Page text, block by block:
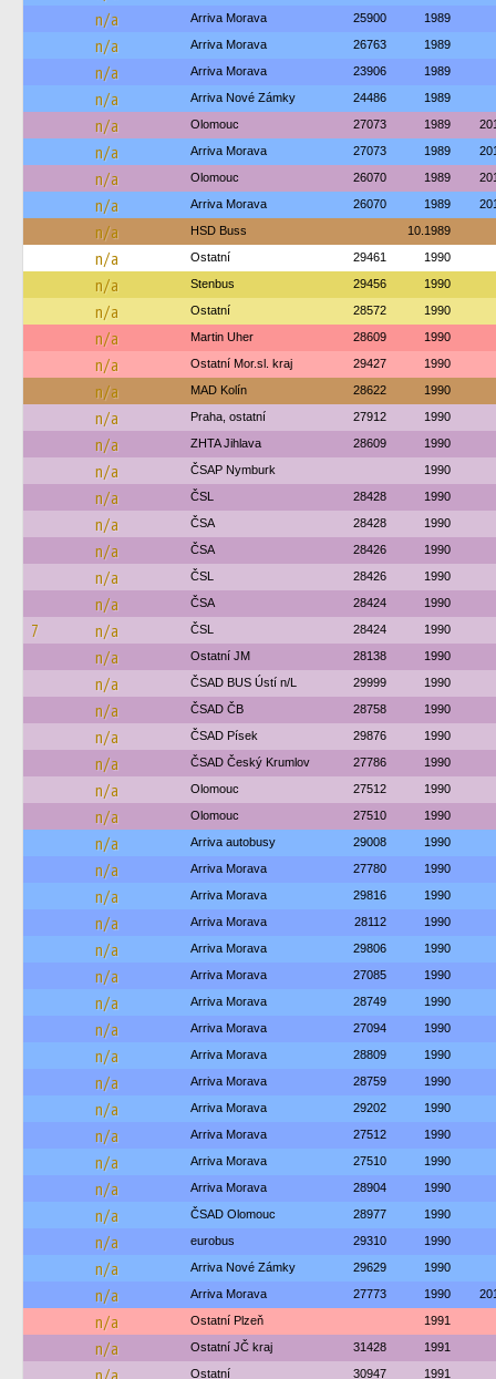
n/a Arriva Morava 25900 1989
n/a Arriva Morava 26763 1989
n/a Arriva Morava 23906 1989
n/a Arriva Nové Zámky 24486 1989
n/a Olomouc 27073 1989
n/a Arriva Morava 27073 1989
n/a Olomouc 26070 1989
n/a Arriva Morava 26070 1989
n/a HSD Buss 10.1989
n/a Ostatní 29461 1990
n/a Stenbus 29456 1990
n/a Ostatní 28572 1990
n/a Martin Uher 28609 1990
n/a Ostatní Mor.sl. kraj 29427 1990
n/a MAD Kolín 28622 1990
n/a Praha, ostatní 27912 1990
n/a ZHTA Jihlava 28609 1990
n/a ČSAP Nymburk 1990
n/a ČSL 28428 1990
n/a ČSA 28428 1990
n/a ČSA 28426 1990
n/a ČSL 28426 1990
n/a ČSA 28424 1990
7 n/a ČSL 28424 1990
n/a Ostatní JM 28138 1990
n/a ČSAD BUS Ústí n/L 29999 1990
n/a ČSAD ČB 28758 1990
n/a ČSAD Písek 29876 1990
n/a ČSAD Český Krumlov 27786 1990
n/a Olomouc 27512 1990
n/a Olomouc 27510 1990
n/a Arriva autobusy 29008 1990
n/a Arriva Morava 27780 1990
n/a Arriva Morava 29816 1990
n/a Arriva Morava 28112 1990
n/a Arriva Morava 29806 1990
n/a Arriva Morava 27085 1990
n/a Arriva Morava 28749 1990
n/a Arriva Morava 27094 1990
n/a Arriva Morava 28809 1990
n/a Arriva Morava 28759 1990
n/a Arriva Morava 29202 1990
n/a Arriva Morava 27512 1990
n/a Arriva Morava 27510 1990
n/a Arriva Morava 28904 1990
n/a ČSAD Olomouc 28977 1990
n/a eurobus 29310 1990
n/a Arriva Nové Zámky 29629 1990
n/a Arriva Morava 27773 1990
n/a Ostatní Plzeň 1991
n/a Ostatní JČ kraj 31428 1991
n/a Ostatní 30947 1991